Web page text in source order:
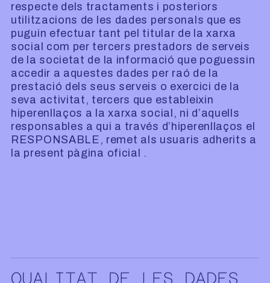
respecte dels tractaments i posteriors
utilitzacions de les dades personals que es
puguin efectuar tant pel titular de la xarxa
social com per tercers prestadors de serveis
de la societat de la informació que poguessin
accedir a aquestes dades per raó de la
prestació dels seus serveis o exercici de la
seva activitat, tercers que estableixin
hiperenllaços a la xarxa social, ni d’aquells
responsables a qui a través d’hiperenllaços el
RESPONSABLE, remet als usuaris adherits a
la present pàgina oficial .
QUALITAT DE LES DADES